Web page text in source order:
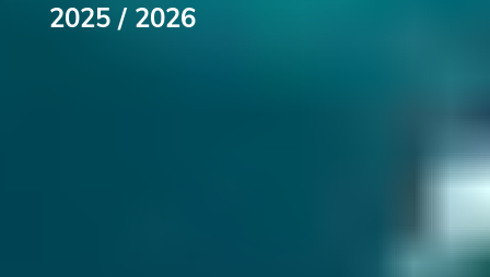
2025 / 2026